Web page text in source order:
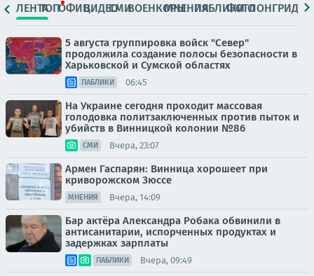
ЛЕНТАТОПОФИЦ.ВИДЕОСМИВОЕНКОРЫМНЕНИЯПАБЛИКИ
ФОТОЛОНГРИДЫ
5 августа группировка войск "Север"
продолжила создание полосы безопасности в
Харьковской и Сумской областях
ПАБЛИКИ 06:45
На Украине сегодня проходит массовая
голодовка политзаключенных против пыток и
убийств в Винницкой колонии №86
СМИ Вчера, 23:07
Армен Гаспарян: Винница хорошеет при
криворожском Зюссе
МНЕНИЯ Вчера, 14:09
Бар актёра Александра Робака обвинили в
антисанитарии, испорченных продуктах и
задержках зарплаты
ПАБЛИКИ Вчера, 09:49